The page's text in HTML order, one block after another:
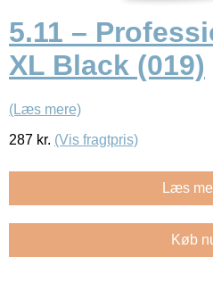
5.11 –
XL Black (019)
(Læs mere)
287 kr. (Vis fragtpris)
Læs
Køb